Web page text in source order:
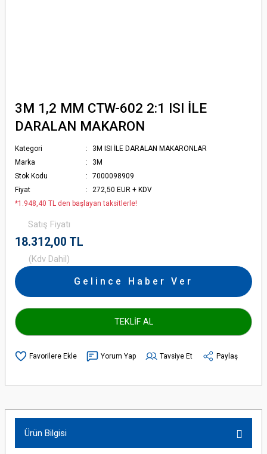
3M 1,2 MM CTW-602 2:1 ISI İLE
DARALAN MAKARON
Kategori
3M ISI İLE DARALAN MAKARONLAR
Marka
3M
Stok Kodu
7000098909
Fiyat
272,50 EUR + KDV
*1.948,40 TL den başlayan taksitlerle!
Satış Fiyatı
18.312,00 TL
(Kdv Dahil)
Gelince Haber Ver
TEKLİF AL
Yorum Yap Tavsiye Et Paylaş
Ürün Bilgisi